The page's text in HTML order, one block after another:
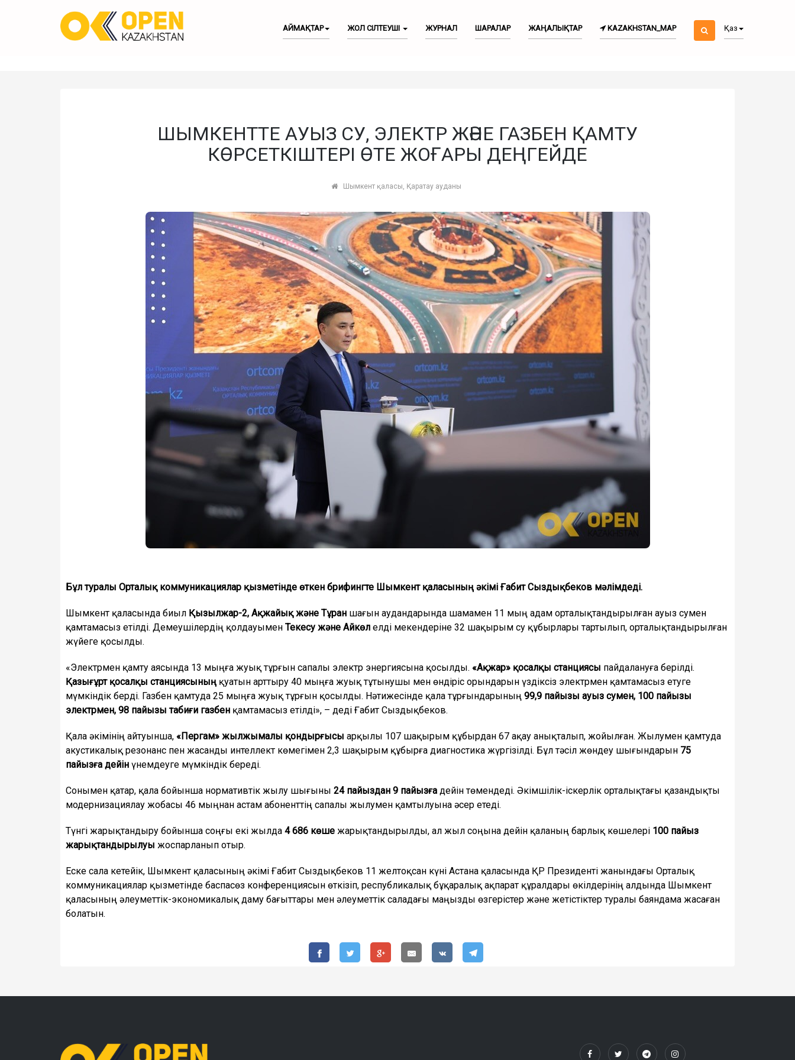
АЙМАҚТАР ЖОЛ СІЛТЕУШІ ЖУРНАЛ ШАРАЛАР ЖАҢАЛЫҚТАР KAZAKHSTAN_MAP Қаз
ШЫМКЕНТТЕ АУЫЗ СУ, ЭЛЕКТР ЖӘНЕ ГАЗБЕН ҚАМТУ
КӨРСЕТКІШТЕРІ ӨТЕ ЖОҒАРЫ ДЕҢГЕЙДЕ
Шымкент қаласы, Қаратау ауданы
Бұл туралы Орталық коммуникациялар қызметінде өткен брифингте Шымкент қаласының әкімі Ғабит Сыздықбеков мәлімдеді.
Шымкент қаласында биыл Қызылжар-2, Ақжайық және Тұран шағын аудандарында шамамен 11 мың адам орталықтандырылған ауыз сумен
қамтамасыз етілді. Демеушілердің қолдауымен Текесу және Айкөл елді мекендеріне 32 шақырым су құбырлары тартылып, орталықтандырылған
жүйеге қосылды.
«Электрмен қамту аясында 13 мыңға жуық тұрғын сапалы электр энергиясына қосылды. «Ақжар» қосалқы станциясы пайдалануға берілді.
Қазығұрт қосалқы станциясының қуатын арттыру 40 мыңға жуық тұтынушы мен өндіріс орындарын үздіксіз электрмен қамтамасыз етуге
мүмкіндік берді. Газбен қамтуда 25 мыңға жуық тұрғын қосылды. Нәтижесінде қала тұрғындарының 99,9 пайызы ауыз сумен, 100 пайызы
электрмен, 98 пайызы табиғи газбен қамтамасыз етілді», – деді Ғабит Сыздықбеков.
Қала әкімінің айтуынша, «Пергам» жылжымалы қондырғысы арқылы 107 шақырым құбырдан 67 ақау анықталып, жойылған. Жылумен қамтуда
акустикалық резонанс пен жасанды интеллект көмегімен 2,3 шақырым құбырға диагностика жүргізілді. Бұл тәсіл жөндеу шығындарын 75
пайызға дейін үнемдеуге мүмкіндік береді.
Сонымен қатар, қала бойынша нормативтік жылу шығыны 24 пайыздан 9 пайызға дейін төмендеді. Әкімшілік-іскерлік орталықтағы қазандықты
модернизациялау жобасы 46 мыңнан астам абоненттің сапалы жылумен қамтылуына әсер етеді.
Түнгі жарықтандыру бойынша соңғы екі жылда 4 686 көше жарықтандырылды, ал жыл соңына дейін қаланың барлық көшелері 100 пайыз
жарықтандырылуы жоспарланып отыр.
Еске сала кетейік, Шымкент қаласының әкімі Ғабит Сыздықбеков 11 желтоқсан күні Астана қаласында ҚР Президенті жанындағы Орталық
коммуникациялар қызметінде баспасөз конференциясын өткізіп, республикалық бұқаралық ақпарат құралдары өкілдерінің алдында Шымкент
қаласының әлеуметтік-экономикалық даму бағыттары мен әлеуметтік саладағы маңызды өзгерістер және жетістіктер туралы баяндама жасаған
болатын.